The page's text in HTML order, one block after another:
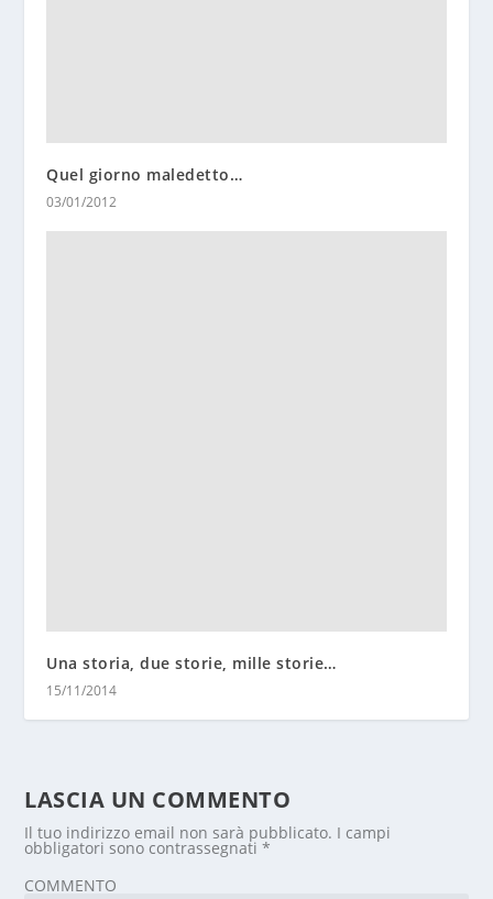
Quel giorno maledetto…
03/01/2012
Una storia, due storie, mille storie…
15/11/2014
LASCIA UN COMMENTO
Il tuo indirizzo email non sarà pubblicato. I campi
obbligatori sono contrassegnati*
COMMENTO